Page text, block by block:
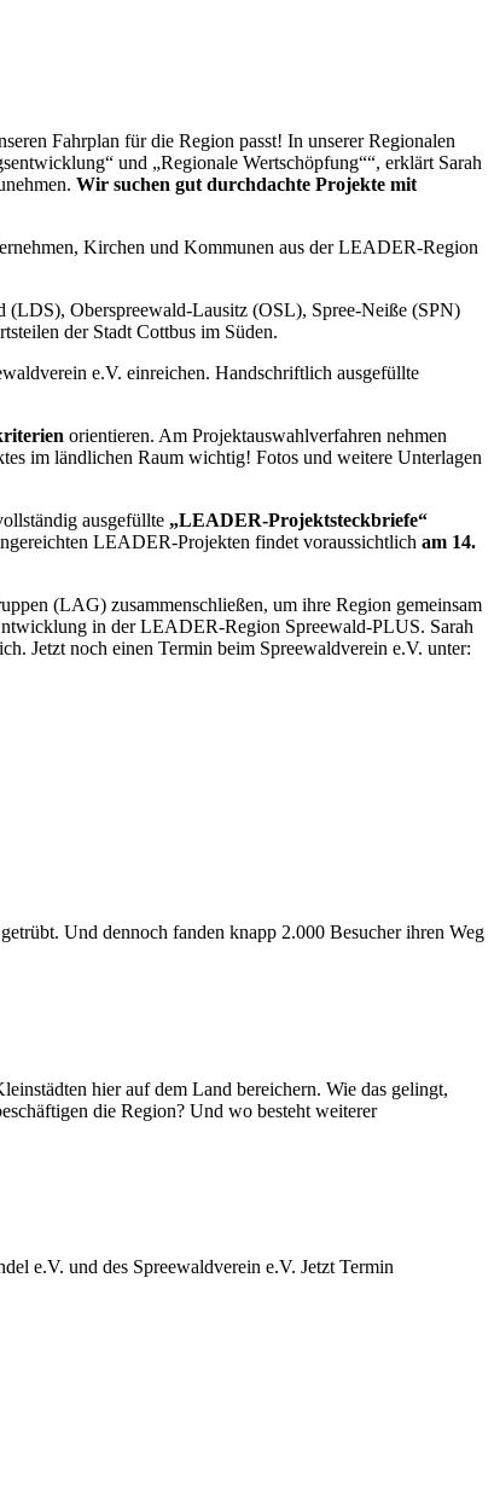
Fahrplan für die Region passt! In unserer Regionalen
und „Regionale Wertschöpfung““, erklärt Sarah
Wir suchen gut durchdachte Projekte mit
Kirchen und Kommunen aus der LEADER-Region
(LDS), Oberspreewald-Lausitz (OSL), Spree-Neiße (SPN)
der Stadt Cottbus im Süden.
e.V. einreichen. Handschriftlich ausgefüllte
orientieren. Am Projektauswahlverfahren nehmen
im ländlichen Raum wichtig! Fotos und weitere Unterlagen
ausgefüllte „LEADER-Projektsteckbriefe“
LEADER-Projekten findet voraussichtlich am 14.
(LAG) zusammenschließen, um ihre Region gemeinsam
in der LEADER-Region Spreewald-PLUS. Sarah
Jetzt noch einen Termin beim Spreewaldverein e.V. unter:
Und dennoch fanden knapp 2.000 Besucher ihren Weg
hier auf dem Land bereichern. Wie das gelingt,
die Region? Und wo besteht weiterer
e.V. und des Spreewaldverein e.V. Jetzt Termin